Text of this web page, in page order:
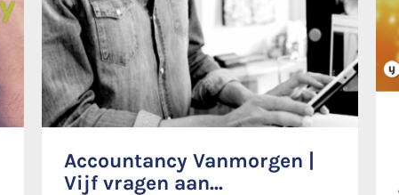
Accountancy Vanmorgen |
Vijf vragen aan...